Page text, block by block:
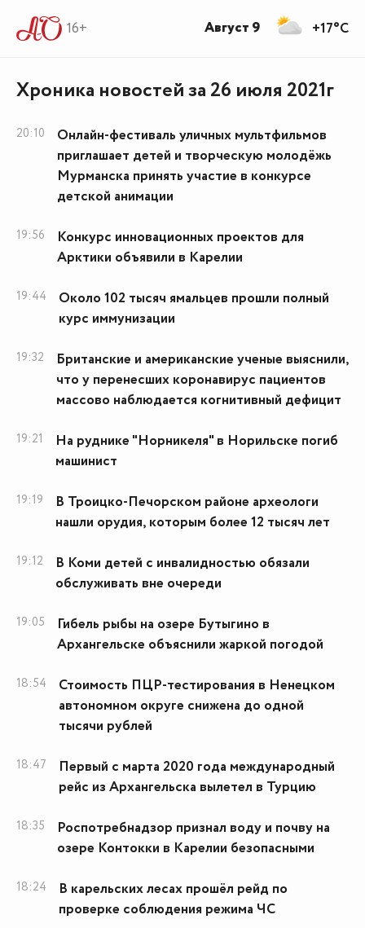
16+
Хроника новостей за 26 июля 2021г
20:10
Онлайн-фестиваль уличных мультфильмов
приглашает детей и творческую молодёжь
Мурманска принять участие в конкурсе
детской анимации
19:56
Конкурс инновационных проектов для
Арктики объявили в Карелии
19:44
Около 102 тысяч ямальцев прошли полный
курс иммунизации
19:32
Британские и американские ученые выяснили,
что у перенесших коронавирус пациентов
массово наблюдается когнитивный дефицит
19:21
На руднике "Норникеля" в Норильске погиб
машинист
19:19
В Троицко-Печорском районе археологи
нашли орудия, которым более 12 тысяч лет
19:12
В Коми детей с инвалидностью обязали
обслуживать вне очереди
19:05
Гибель рыбы на озере Бутыгино в
Архангельске объяснили жаркой погодой
18:54
Стоимость ПЦР-тестирования в Ненецком
автономном округе снижена до одной
тысячи рублей
18:47
Первый с марта 2020 года международный
рейс из Архангельска вылетел в Турцию
18:35
Роспотребнадзор признал воду и почву на
озере Контокки в Карелии безопасными
18:24
В карельских лесах прошёл рейд по
проверке соблюдения режима ЧС
+17°C
Август 9